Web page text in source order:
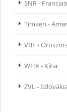
SNR -
Timken -
VBF -
WHX - Kína
ZVL - Szlovákia